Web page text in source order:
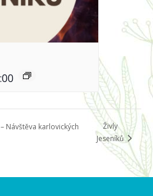
Návštěva karlovických
Živly
Jeseníků